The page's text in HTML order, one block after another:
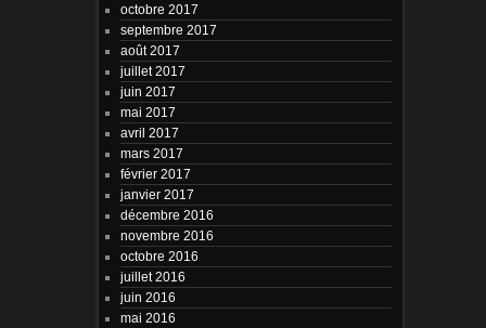
octobre 2017
septembre 2017
août 2017
juillet 2017
juin 2017
mai 2017
avril 2017
mars 2017
février 2017
janvier 2017
décembre 2016
novembre 2016
octobre 2016
juillet 2016
juin 2016
mai 2016